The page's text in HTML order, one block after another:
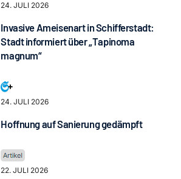
24. JULI 2026
Invasive Ameisenart in Schifferstadt:
Stadt informiert über „Tapinoma
magnum“
24. JULI 2026
Hoffnung auf Sanierung gedämpft
22. JULI 2026